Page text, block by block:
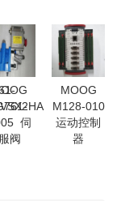
伺
服阀
MOOG
M128-010
运动控制
器